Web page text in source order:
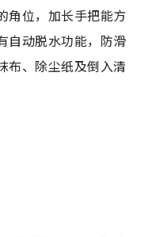
角位，加长手把能方
自动脱水功能，防滑
布、除尘纸及倒入清